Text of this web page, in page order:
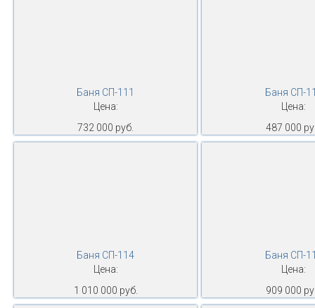
Баня СП-111
Цена:
732 000 руб.
Баня СП-
Цена:
487 000
Баня СП-114
Цена:
1 010 000 руб.
Баня СП-
Цена:
909 000